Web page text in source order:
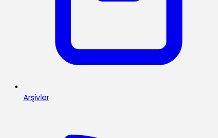
Arşivler